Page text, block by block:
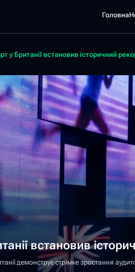
Головна
у Британії встановив історичний
встановив
демонструє стрімке зростання